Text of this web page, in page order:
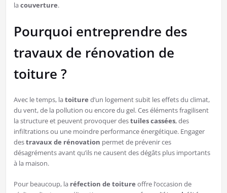
lacouverture.
Pourquoi entreprendre des
travaux de rénovation de
toiture ?
Avec le temps, latoiture d’un logement subit les effets du climat,
du vent, de la pollution ou encore du gel. Ces éléments fragilisent
la structure et peuvent provoquer destuiles cassées, des
infiltrations ou une moindre performance énergétique. Engager
destravaux de rénovation permet de prévenir ces
désagréments avant qu’ils ne causent des dégâts plus importants
à la maison.
Pour beaucoup, la réfection de toiture offre l’occasion de